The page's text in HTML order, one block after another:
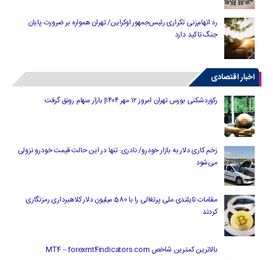
رد اتهام‌زنی تکراری رئیس‌جمهور اوکراین/ تهران همواره بر ضرورت پایان
جنگ تاکید دارد
اخبار اقتصادی
رکوردشکنی بورس تهران امروز ۱۲ مهر ۱۴۰۴| بازار سهام رونق گرفت
زخم کاری دلار به بازار خودرو/ نادری: تنها در این حالت قیمت خودرو نزولی
می‌شود
مقامات تایلندی ملی پرتغالی را با 580 میلیون دلار کلاهبرداری رمزنگاری
کردند
بالاترین کمترین شاخص MT4 – forexmt4indicators.com